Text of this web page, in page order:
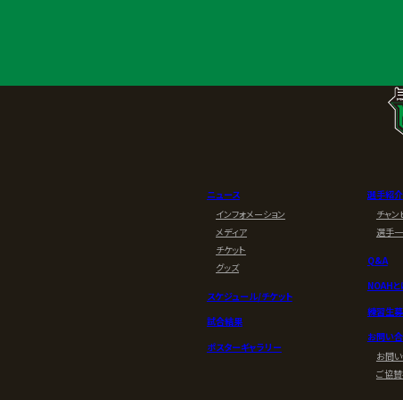
ニュース
インフォメーション
メディア
チケット
グッズ
スケジュール/チケット
試合結果
ポスターギャラリー
選手紹介
チャン
選手
Q&A
NOAHと
練習生
お問い
お問
ご協